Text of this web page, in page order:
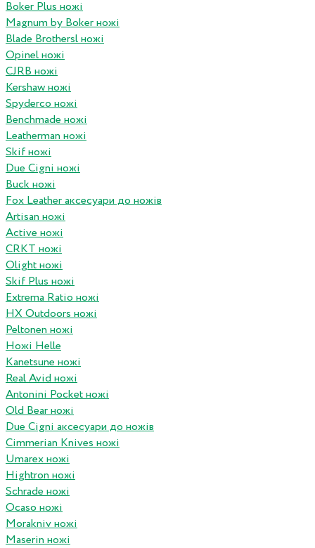
Boker Plus ножі
Magnum by Boker ножі
Blade Brothersl ножі
Opinel ножі
CJRB ножі
Kershaw ножі
Spyderco ножі
Benchmade ножі
Leatherman ножі
Skif ножі
Due Cigni ножі
Buck ножі
Fox Leather аксесуари до ножів
Artisan ножі
Active ножі
CRKT ножі
Olight ножі
Skif Plus ножі
Extrema Ratio ножі
HX Outdoors ножі
Peltonen ножі
Ножі Helle
Kanetsune ножі
Real Avid ножі
Antonini Pocket ножі
Old Bear ножі
Due Cigni аксесуари до ножів
Cimmerian Knives ножі
Umarex ножі
Hightron ножі
Schrade ножі
Ocaso ножі
Morakniv ножі
Maserin ножі